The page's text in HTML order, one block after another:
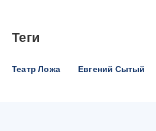
Теги
Театр Ложа Евгений Сытый